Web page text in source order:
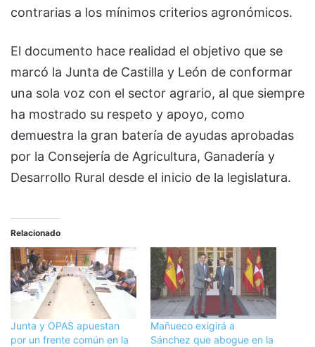
contrarias a los mínimos criterios agronómicos.
El documento hace realidad el objetivo que se
marcó la Junta de Castilla y León de conformar
una sola voz con el sector agrario, al que siempre
ha mostrado su respeto y apoyo, como
demuestra la gran batería de ayudas aprobadas
por la Consejería de Agricultura, Ganadería y
Desarrollo Rural desde el inicio de la legislatura.
Relacionado
Junta y OPAS apuestan
por un frente común en la
Mañueco exigirá a
Sánchez que abogue en la